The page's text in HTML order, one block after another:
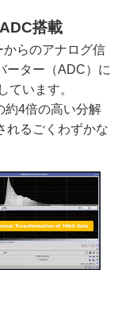
搭載
らのアナログ信
ーター（ADC）に
ています。
約4倍の高い分解
れるごくわずかな